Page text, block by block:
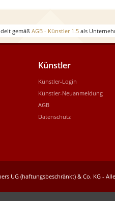
gemäß AGB - Künstler 1.5 als
Künstler
Künstler-Login
Künstler-Neuanmeldung
AGB
Datenschutz
UG (haftungsbeschränkt) & Co. KG -